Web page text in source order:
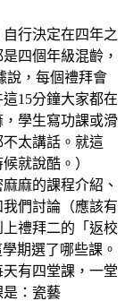
行決定在四年之
四個年級混齡，
說，每個禮拜會
15分鐘大家都在
學生寫功課或滑
太講話。就這
就說酷。）
麻的課程介紹、
們討論（應該有
禮拜二的「返校
期選了哪些課。
天有四堂課，一堂
是：瓷藝